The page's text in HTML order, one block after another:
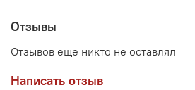
Отзывы
Отзывов еще никто не оставлял
Написать отзыв